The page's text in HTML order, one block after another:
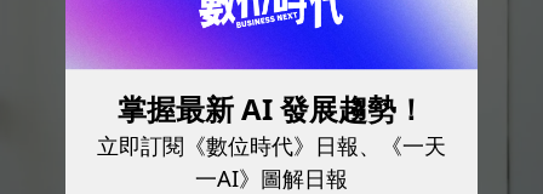
掌握最新 AI 發展趨勢！
立即訂閱《數位時代》日報、《一天
一AI》圖解日報